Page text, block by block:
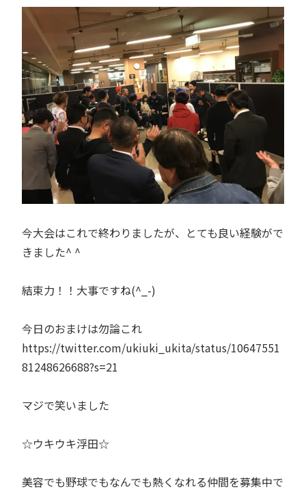
今大会はこれで終わりましたが、とても良い経験がで
きました^ ^
結束力！！大事ですね(^_-)
今日のおまけは勿論これ
https://twitter.com/ukiuki_ukita/status/10647551
81248626688?s=21
マジで笑いました
☆ウキウキ浮田☆
美容でも野球でもなんでも熱くなれる仲間を募集中で